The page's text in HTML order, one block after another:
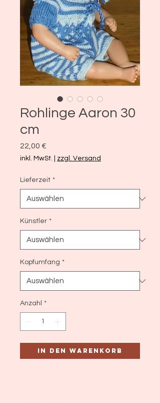
Rohlinge Aaron 30
cm
22,00 €
inkl. MwSt. zzgl. Versand
Lieferzeit *
Künstler *
Kopfumfang *
Anzahl *
In den Warenkorb